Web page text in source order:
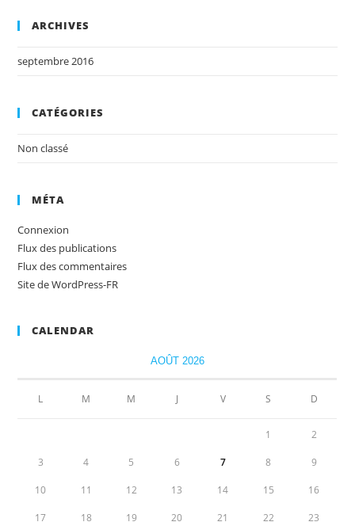
ARCHIVES
septembre 2016
CATÉGORIES
Non classé
MÉTA
Connexion
Flux des publications
Flux des commentaires
Site de WordPress-FR
CALENDAR
AOÛT 2026
L M M J V S D
1 2
3 4 5 6 7 8 9
10 11 12 13 14 15 16
17 18 19 20 21 22 23